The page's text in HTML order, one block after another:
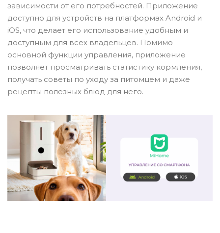
зависимости от его потребностей. Приложение
доступно для устройств на платформах Android и
iOS, что делает его использование удобным и
доступным для всех владельцев. Помимо
основной функции управления, приложение
позволяет просматривать статистику кормления,
получать советы по уходу за питомцем и даже
рецепты полезных блюд для него.